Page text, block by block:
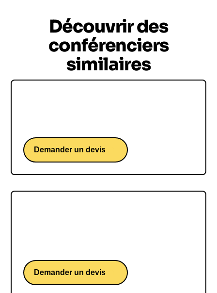
Découvrir des
conférenciers
similaires
Demander un devis
Demander un devis